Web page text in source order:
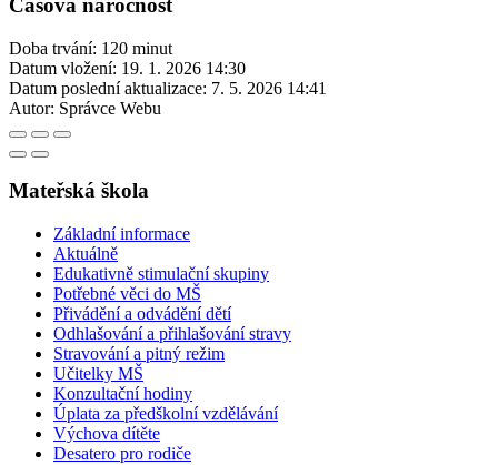
Časová náročnost
Doba trvání: 120 minut
Datum vložení: 19. 1. 2026 14:30
Datum poslední aktualizace: 7. 5. 2026 14:41
Autor: Správce Webu
Mateřská škola
Základní informace
Aktuálně
Edukativně stimulační skupiny
Potřebné věci do MŠ
Přivádění a odvádění dětí
Odhlašování a přihlašování stravy
Stravování a pitný režim
Učitelky MŠ
Konzultační hodiny
Úplata za předškolní vzdělávání
Výchova dítěte
Desatero pro rodiče